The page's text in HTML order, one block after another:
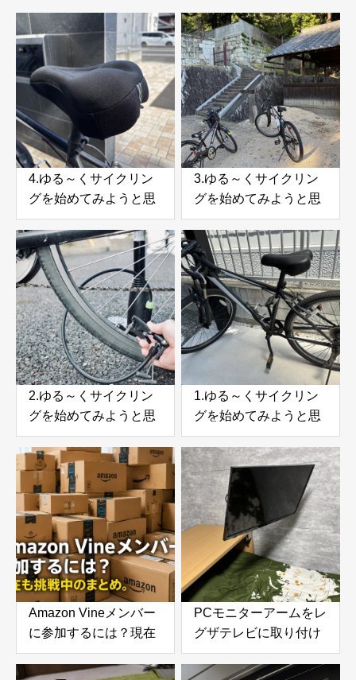
4.ゆる～くサイクリン
グを始めてみようと思
う。前回気になったこ
との改善
3.ゆる～くサイクリン
グを始めてみようと思
う。子供と一緒に近所
を走ってみた
2.ゆる～くサイクリン
グを始めてみようと思
う。コンビニまで走っ
てみて気づいたこと
1.ゆる～くサイクリン
グを始めてみようと思
う。準備中に検討した
商品と今の意気込み
Amazon Vineメンバー
に参加するには？現在
も挑戦中のまとめ。招
待される条件やレビュ
PCモニターアームをレ
グザテレビに取り付け
てみたら快適すぎた！
VESA変換プレートで